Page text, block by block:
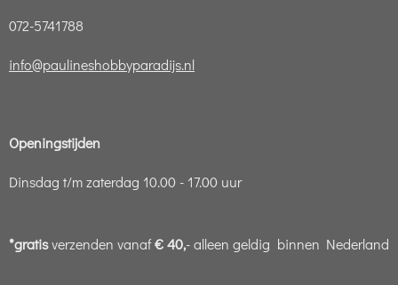
072-5741788
info@paulineshobbyparadijs.nl
Openingstijden
Dinsdag t/m zaterdag 10.00 - 17.00 uur
*gratisverzenden vanaf€ 40,- alleen geldig binnen Nederland